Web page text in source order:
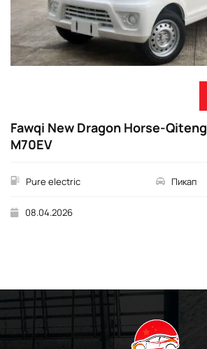
Fawqi New Dragon Horse-Qiteng
M70EV
Pure electric Пикап
08.04.2026